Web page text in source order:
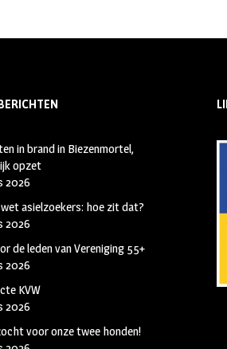
in brand in Biezenmortel,
opzet
2026
asielzoekers: hoe zit dat?
2026
de leden van Vereniging 55+
2026
KVW
2026
voor onze twee honden!